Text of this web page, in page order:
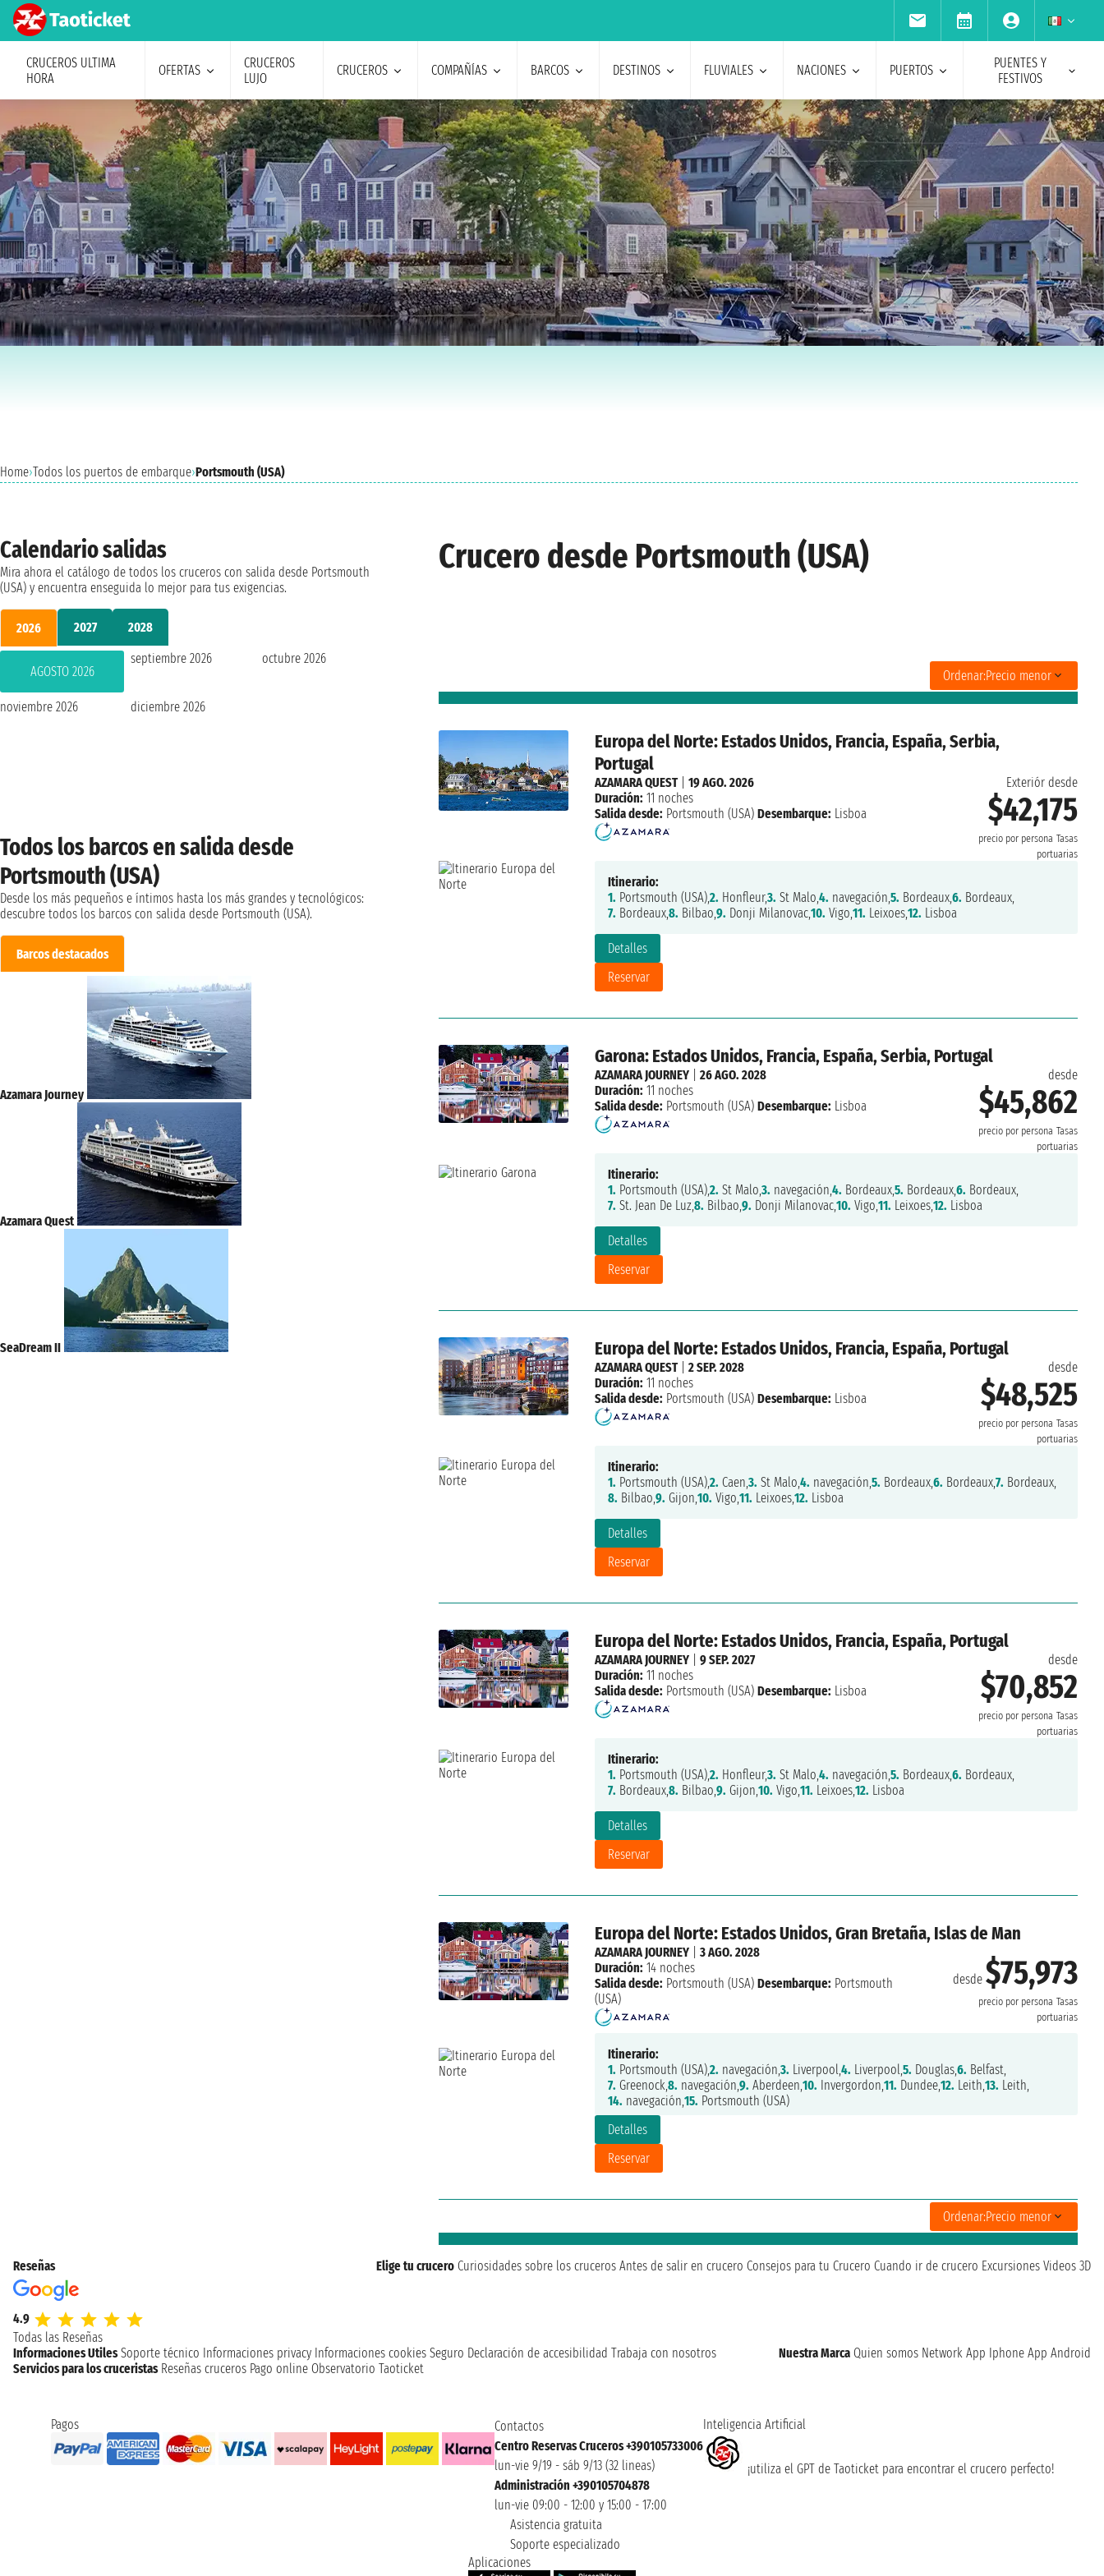
CRUCEROS ULTIMA
HORA
OFERTAS
CRUCEROS
LUJO
CRUCEROS COMPAÑÍAS BARCOS DESTINOS FLUVIALES NACIONES PUERTOS
PUENTES Y
FESTIVOS
Home›Todos los puertos de embarque›Portsmouth (USA)
Crucero desde Portsmouth (USA)
Ordenar:Precio menor
Europa del Norte: Estados Unidos, Francia, España, Serbia,
Portugal
Exteriór desde
$42,175
precio por persona Tasas
portuarias
Detalles
Reservar
AZAMARA QUEST| 19 AGO. 2026
Duración: 11 noches
Salida desde: Portsmouth (USA) Desembarque: Lisboa
Itinerario:
1. Portsmouth (USA),2. Honfleur,3. St Malo,4. navegación,5. Bordeaux,6. Bordeaux,
7. Bordeaux,8. Bilbao,9. Donji Milanovac,10. Vigo,11. Leixoes,12. Lisboa
Garona: Estados Unidos, Francia, España, Serbia, Portugal
desde
$45,862
precio por persona Tasas
portuarias
Detalles
Reservar
AZAMARA JOURNEY| 26 AGO. 2028
Duración: 11 noches
Salida desde: Portsmouth (USA) Desembarque: Lisboa
Itinerario:
1. Portsmouth (USA),2. St Malo,3. navegación,4. Bordeaux,5. Bordeaux,6. Bordeaux,
7. St. Jean De Luz,8. Bilbao,9. Donji Milanovac,10. Vigo,11. Leixoes,12. Lisboa
Europa del Norte: Estados Unidos, Francia, España, Portugal
desde
$48,525
precio por persona Tasas
portuarias
Detalles
Reservar
AZAMARA QUEST| 2 SEP. 2028
Duración: 11 noches
Salida desde: Portsmouth (USA) Desembarque: Lisboa
Itinerario:
1. Portsmouth (USA),2. Caen,3. St Malo,4. navegación,5. Bordeaux,6. Bordeaux,7. Bordeaux,
8. Bilbao,9. Gijon,10. Vigo,11. Leixoes,12. Lisboa
Europa del Norte: Estados Unidos, Francia, España, Portugal
desde
$70,852
precio por persona Tasas
portuarias
Detalles
Reservar
AZAMARA JOURNEY| 9 SEP. 2027
Duración: 11 noches
Salida desde: Portsmouth (USA) Desembarque: Lisboa
Itinerario:
1. Portsmouth (USA),2. Honfleur,3. St Malo,4. navegación,5. Bordeaux,6. Bordeaux,
7. Bordeaux,8. Bilbao,9. Gijon,10. Vigo,11. Leixoes,12. Lisboa
Europa del Norte: Estados Unidos, Gran Bretaña, Islas de Man
desde $75,973
precio por persona Tasas
portuarias
Detalles
Reservar
AZAMARA JOURNEY| 3 AGO. 2028
Duración: 14 noches
Salida desde: Portsmouth (USA) Desembarque: Portsmouth
(USA)
Itinerario:
1. Portsmouth (USA),2. navegación,3. Liverpool,4. Liverpool,5. Douglas,6. Belfast,
7. Greenock,8. navegación,9. Aberdeen,10. Invergordon,11. Dundee,12. Leith,13. Leith,
14. navegación,15. Portsmouth (USA)
Ordenar:Precio menor
Calendario salidas
Mira ahora el catálogo de todos los cruceros con salida desde Portsmouth
(USA) y encuentra enseguida lo mejor para tus exigencias.
2026 2027 2028
AGOSTO 2026
septiembre 2026 octubre 2026
noviembre 2026 diciembre 2026
Todos los barcos en salida desde
Portsmouth (USA)
Desde los más pequeños e íntimos hasta los más grandes y tecnológicos:
descubre todos los barcos con salida desde Portsmouth (USA).
Barcos destacados
Azamara Journey
Azamara Quest
SeaDream II
Reseñas
4.9
Todas las Reseñas
Elige tu crucero Curiosidades sobre los cruceros Antes de salir en crucero Consejos para tu Crucero Cuando ir de crucero Excursiones Videos 3D
Informaciones Utiles Soporte técnico Informaciones privacy Informaciones cookies Seguro Declaración de accesibilidad Trabaja con nosotros Nuestra Marca Quien somos Network App Iphone App Android
Servicios para los cruceristas Reseñas cruceros Pago online Observatorio Taoticket
Pagos
Contactos
Centro Reservas Cruceros +390105733006
lun-vie 9/19 - sáb 9/13 (32 lineas)
Administración +390105704878
lun-vie 09:00 - 12:00 y 15:00 - 17:00
Asistencia gratuita
Soporte especializado
Inteligencia Artificial
¡utiliza el GPT de Taoticket para encontrar el crucero perfecto!
Aplicaciones